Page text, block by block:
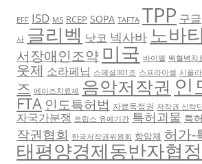
EFF ISD MS RCEP SOPA TAFTA TPP 구글
사 글리벡 낫코 넥사바 노바
서장애인조약 미국 바이엘 백혈병치
웃제 소라페닙 스페셜301조 스프라이셀 시플라
즈 에이즈치료제 음악저작권 인
FTA 인도특허법 자료독점권 저작권 신탁
자국가분쟁 트립스 유예기간 특허괴물 특
작권협회 한국저작권위원회 항암제 허가-
태평양경제동반자협정